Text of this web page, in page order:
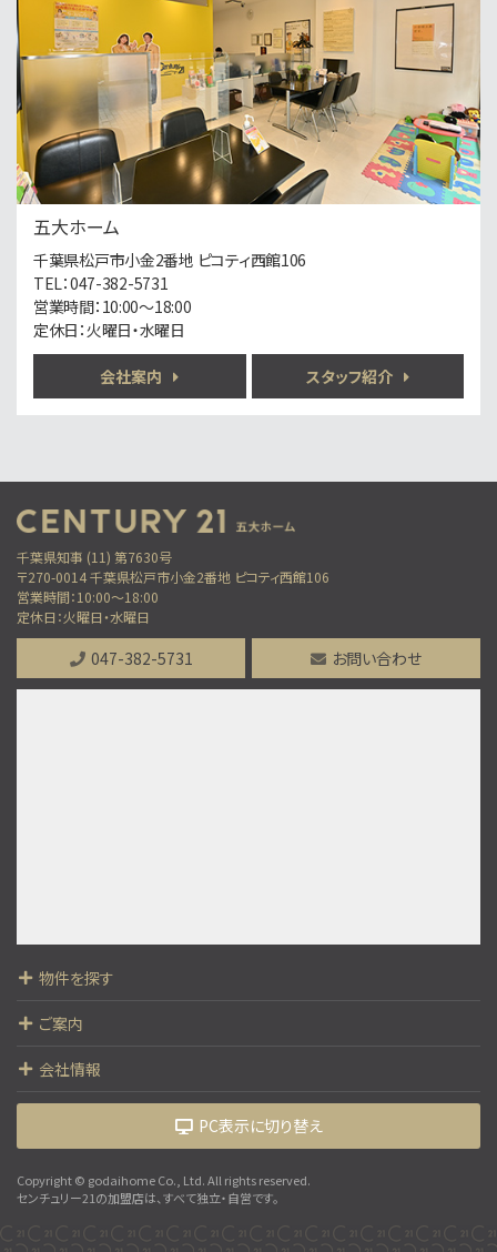
第4位
3,199万円
3ＬＤＫ
小金城趾駅
バ2分・歩15分
○現地集合、現地解散も可能です ○まずは資料だけ…
第5位
4,999万円
南柏駅
南柏駅徒歩6分！地盤20年保証＋防犯カメラ標準装…
第6位
3,899万円
柏駅
第7位
6,650万円
北松戸駅
満室稼働の収益アパート 表面利回り7.5％ 土地…
第8位
○現地集合、現地解散も可能です ○まずは資料だけ…
開放感あふれるルーフバルコニー付き4LDK 地盤…
五大ホーム
千葉県松戸市小金2番地 ピコティ西館106
TEL：047-382-5731
営業時間：10:00～18:00
定休日：火曜日・水曜日
会社案内 スタッフ紹介
千葉県知事 (11) 第7630号
〒270-0014 千葉県松戸市小金2番地 ピコティ西館106
営業時間：10:00～18:00
定休日：火曜日・水曜日
047-382-5731 お問い合わせ
物件を探す
ご案内
会社情報
PC表示に切り替え
Copyright © godaihome Co., Ltd. All rights reserved.
センチュリー21の加盟店は、すべて独立・自営です。